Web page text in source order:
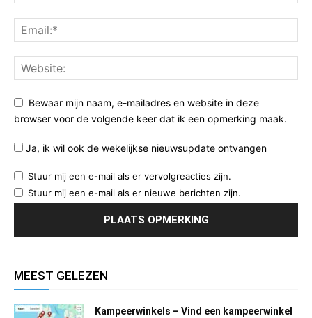
Bewaar mijn naam, e-mailadres en website in deze
browser voor de volgende keer dat ik een opmerking maak.
Ja, ik wil ook de wekelijkse nieuwsupdate ontvangen
Stuur mij een e-mail als er vervolgreacties zijn.
Stuur mij een e-mail als er nieuwe berichten zijn.
MEEST GELEZEN
Kampeerwinkels – Vind een kampeerwinkel